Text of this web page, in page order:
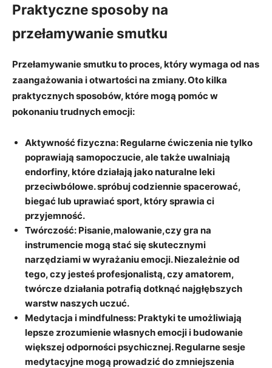
Praktyczne sposoby na
przełamywanie smutku
Przełamywanie smutku to proces, który wymaga od nas
zaangażowania i otwartości na zmiany. Oto kilka
praktycznych sposobów, które mogą pomóc w
pokonaniu trudnych emocji:
Aktywność fizyczna: Regularne ćwiczenia nie tylko
poprawiają samopoczucie, ale także uwalniają
endorfiny, które działają jako naturalne leki
przeciwbólowe. spróbuj codziennie spacerować,
biegać lub uprawiać sport, który sprawia ci
przyjemność.
Twórczość: Pisanie,malowanie,czy gra na
instrumencie mogą stać się skutecznymi
narzędziami w wyrażaniu emocji. Niezależnie od
tego, czy jesteś profesjonalistą, czy amatorem,
twórcze działania potrafią dotknąć najgłębszych
warstw naszych uczuć.
Medytacja i mindfulness: Praktyki te umożliwiają
lepsze zrozumienie własnych emocji i budowanie
większej odporności psychicznej. Regularne sesje
medytacyjne mogą prowadzić do zmniejszenia